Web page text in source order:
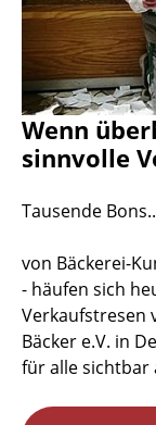
Wenn
sinnvolle
Tausende
von Bäckerei-
- häufen sich
Verkaufstresen
Bäcker e.V. in
für alle sichtbar